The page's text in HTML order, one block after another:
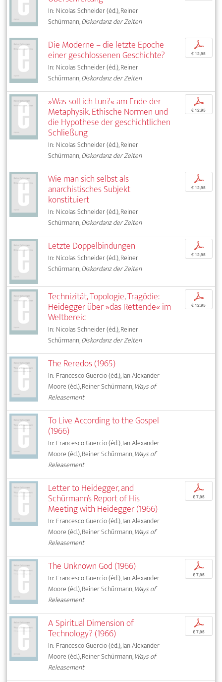
In: Nicolas Schneider (éd.), Reiner
Schürmann,Diskordanz der Zeiten
Die Moderne – die letzte Epoche
einer geschlossenen Geschichte?
In: Nicolas Schneider (éd.), Reiner
Schürmann,Diskordanz der Zeiten
p
€ 12,95
»Was soll ich tun?« am Ende der
Metaphysik. Ethische Normen und
die Hypothese der geschichtlichen
Schließung
In: Nicolas Schneider (éd.), Reiner
Schürmann,Diskordanz der Zeiten
p
€ 12,95
Wie man sich selbst als
anarchistisches Subjekt
konstituiert
In: Nicolas Schneider (éd.), Reiner
Schürmann,Diskordanz der Zeiten
p
€ 12,95
Letzte Doppelbindungen
In: Nicolas Schneider (éd.), Reiner
Schürmann,Diskordanz der Zeiten
p
€ 12,95
Technizität, Topologie, Tragödie:
Heidegger über »das Rettende« im
Weltbereic
In: Nicolas Schneider (éd.), Reiner
Schürmann,Diskordanz der Zeiten
p
€ 12,95
The Reredos (1965)
In: Francesco Guercio (éd.), Ian Alexander
Moore (éd.), Reiner Schürmann,Ways of
Releasement
To Live According to the Gospel
(1966)
In: Francesco Guercio (éd.), Ian Alexander
Moore (éd.), Reiner Schürmann,Ways of
Releasement
Letter to Heidegger, and
Schürmann’s Report of His
Meeting with Heidegger (1966)
In: Francesco Guercio (éd.), Ian Alexander
Moore (éd.), Reiner Schürmann,Ways of
Releasement
p
€ 7,95
The Unknown God (1966)
In: Francesco Guercio (éd.), Ian Alexander
Moore (éd.), Reiner Schürmann,Ways of
Releasement
p
€ 7,95
A Spiritual Dimension of
Technology? (1966)
In: Francesco Guercio (éd.), Ian Alexander
Moore (éd.), Reiner Schürmann,Ways of
Releasement
p
€ 7,95